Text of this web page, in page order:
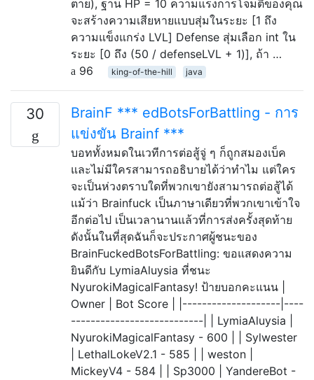
ตาย), ฐาน HP = 10 ความแรงการโจมตีของคุณ
จะสร้างความเสียหายแบบสุ่มในระยะ [1 ถึง
ความแข็งแกร่ง LVL] Defense สุ่มเลือก int ใน
ระยะ [0 ถึง (50 / defenseLVL + 1)], ถ้า …
96
king-of-the-hill java
30
BrainF *** edBotsForBattling - การ
แข่งขัน Brainf ***
บอททั้งหมดในเวทีการต่อสู้จู่ ๆ ก็ถูกสมองเบ็ค
และไม่มีใครสามารถอธิบายได้ว่าทำไม แต่ใคร
จะเป็นห่วงตราบใดที่พวกเขายังสามารถต่อสู้ได้
แม้ว่า Brainfuck เป็นภาษาเดียวที่พวกเขาเข้าใจ
อีกต่อไป เป็นเวลานานแล้วที่การส่งครั้งสุดท้าย
ดังนั้นในที่สุดฉันก็จะประกาศผู้ชนะของ
BrainFuckedBotsForBattling: ขอแสดงความ
ยินดีกับ LymiaAluysia ที่ชนะ
NyurokiMagicalFantasy! ป้ายบอกคะแนน |
Owner | Bot Score | |--------------------|----
---------------------------| | LymiaAluysia |
NyurokiMagicalFantasy - 600 | | Sylwester
| LethalLokeV2.1 - 585 | | weston |
MickeyV4 - 584 | | Sp3000 | YandereBot -